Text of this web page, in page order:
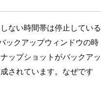
ない時間帯は停止している
ックアップウィンドウの時
ップショットがバックアッ
されています。なぜです